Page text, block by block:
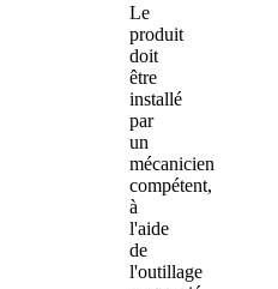
Le
produit
doit
être
installé
par
un
mécanicien
compétent,
à
l'aide
de
l'outillage